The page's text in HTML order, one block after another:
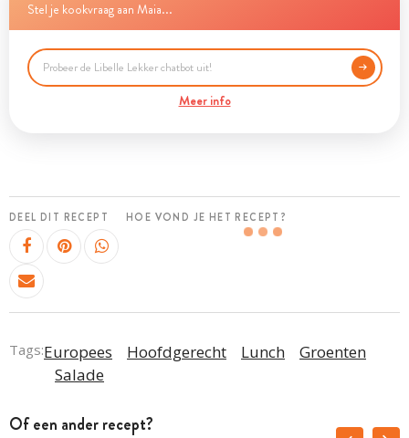
Stel je kookvraag aan Maia...
Meer info
DEEL DIT RECEPT HOE VOND JE HET RECEPT?
Tags:Europees Hoofdgerecht Lunch
Groenten
Salade
Of een ander recept?